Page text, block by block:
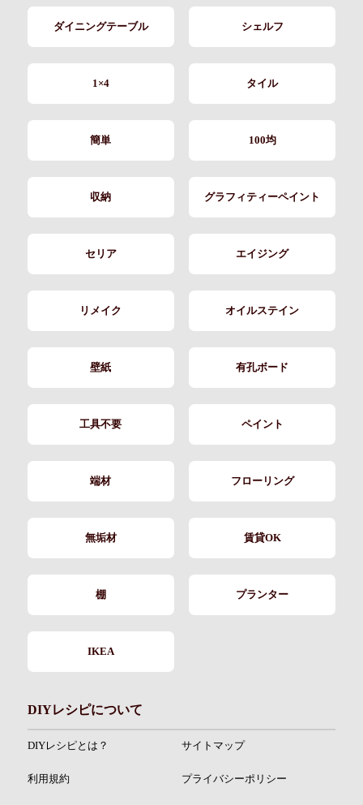
ダイニングテーブル シェルフ
1×4 タイル
簡単 100均
収納 グラフィティーペイント
セリア エイジング
リメイク オイルステイン
壁紙 有孔ボード
工具不要 ペイント
端材 フローリング
無垢材 賃貸OK
棚 プランター
IKEA
DIYレシピについて
DIYレシピとは？ サイトマップ
利用規約 プライバシーポリシー